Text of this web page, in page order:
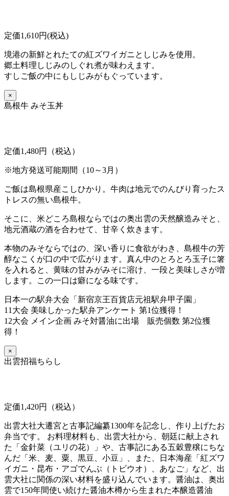
定価1,610円(税込)
境港の新鮮とれたての紅ズワイガニとしじみを使用。
郷土料理しじみのしぐれ煮が味わえます。
すしご飯の中にもしじみがもぐっています。
×
島根牛 みそ玉丼
定価1,480円（税込）
※地方発送可能期間（10～3月）
ご飯は島根県産こしひかり。牛肉は地元でのんびり育ったス
トレスの無い島根牛。
そこに、米どころ島根ならではの奥出雲の天然醸造みそと、
地元酒蔵の酒を合わせて、甘辛く炊きます。
本物のみそならではの、深い香りに食欲がわき、島根牛の芳
醇なこくが口の中で広がります。真ん中のとろとろ玉子に箸
を入れると、黄味の甘みがみそに溶け、一段と美味しさが増
します。この一口は癖になる味です。
日本一の駅弁大会「新宿京王百貨店元祖駅弁甲子園」
11大会 美味しかった駅弁アンケート 第1位獲得！
12大会 メイン企画 みそ対醤油に出場 販売個数 第2位獲
得！
×
出雲招福ちらし
定価1,420円（税込）
出雲大社大遷宮と古事記編纂1300年を記念し、作り上げたお
弁当です。 お料理材料も、出雲大社から、朝廷に献上され
た「金針菜（ユリの花）」や、古事記にある五穀豊穣にちな
んだ「米、麦、粟、黒豆、小豆」、また、日本海産「紅ズワ
イガニ・昆布・アゴでんぶ（トビウオ）、あなご」など、出
雲大社に関係の深い材料を盛り込んでいます。醤油は、奥出
雲で150年間使い続けた醤油木樽から生まれた本醸造醤油